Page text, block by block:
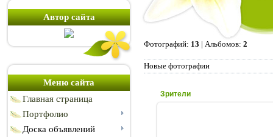
Автор сайта
Меню сайта
Главная страница
Портфолио
Доска объявлений
Фотографий: 13 | Альбомов: 2
Новые фотографии
Зрители